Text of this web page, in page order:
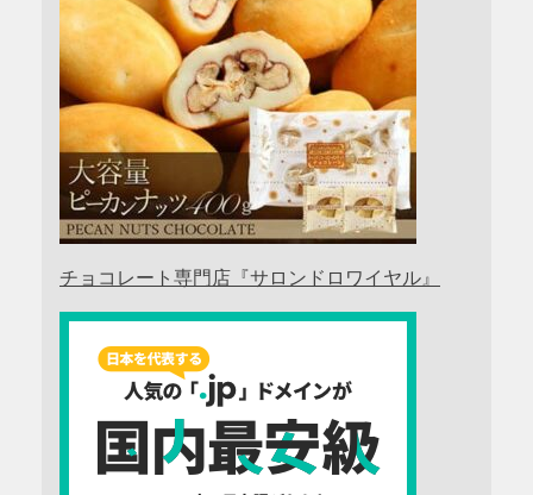
チョコレート専門店『サロンドロワイヤル』